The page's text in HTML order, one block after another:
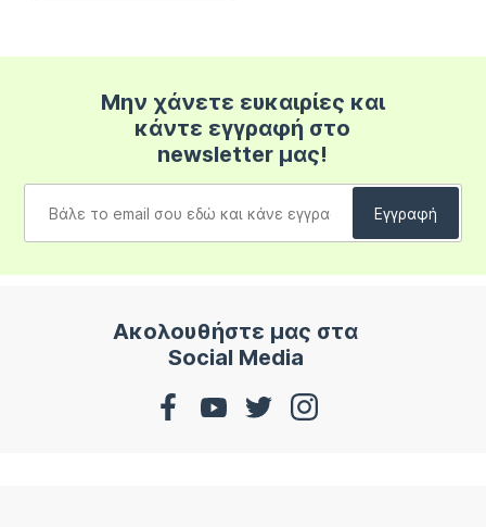
Μην χάνετε ευκαιρίες και
κάντε εγγραφή στο
newsletter μας!
Ακολουθήστε μας στα
Social Media